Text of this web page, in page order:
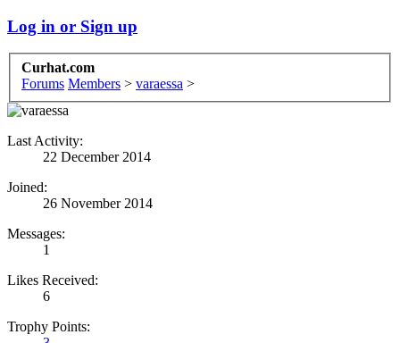
Log in or Sign up
Curhat.com
Forums Members > varaessa >
Last Activity:
22 December 2014
Joined:
26 November 2014
Messages:
1
Likes Received:
6
Trophy Points: